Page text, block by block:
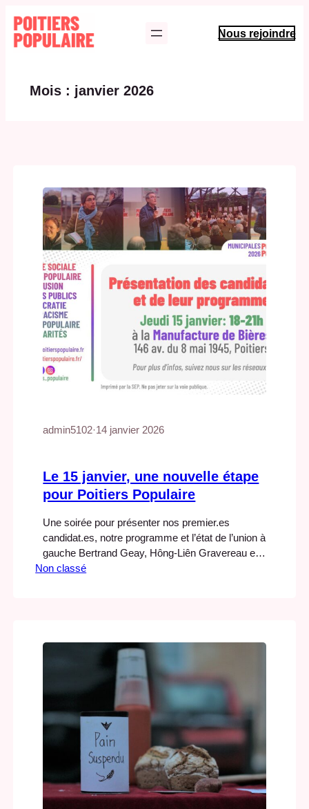
Aller
au
contenu
Nous rejoindre
Mois : janvier 2026
admin5102·14 janvier 2026
Le 15 janvier, une nouvelle étape
pour Poitiers Populaire
Une soirée pour présenter nos premier.es
candidat.es, notre programme et l’état de l’union à
gauche Bertrand Geay, Hông-Liên Gravereau et
l’association Poitiers populaire invitent les
sociaux et de différents quartiers,…
Non classé